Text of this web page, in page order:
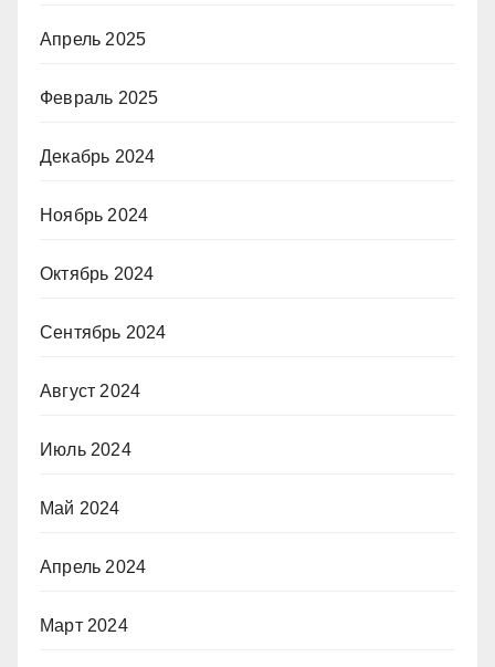
Апрель 2025
Февраль 2025
Декабрь 2024
Ноябрь 2024
Октябрь 2024
Сентябрь 2024
Август 2024
Июль 2024
Май 2024
Апрель 2024
Март 2024